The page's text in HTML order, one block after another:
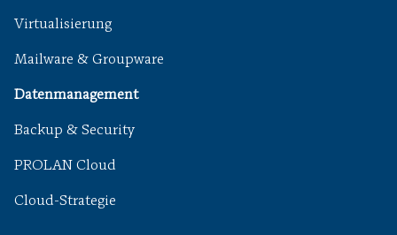
Virtualisierung
Mailware & Groupware
Datenmanagement
Backup & Security
PROLAN Cloud
Cloud-Strategie